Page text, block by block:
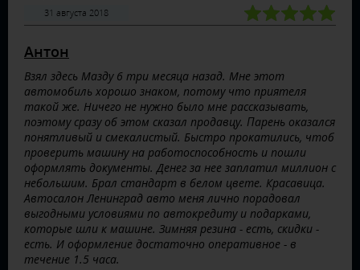
31 августа 2018
Антон
Взял здесь Мазду 6 три месяца назад. Мне этот
автомобиль хорошо знаком, потому что приятеля
такой же. Ничего не нужно было мне рассказывать,
поэтому сразу об этом сказал продавцу. Парень оказался
понятливый и смекалистый. Быстро прокатились, чтоб
проверить машину на работоспособность и пошли
оформлять документы. Денег за нее заплатил миллион с
небольшим. Брал стандарт в белом цвете. Красавица.
Автосалон Ленинград авто меня лично порадовал
выгодными условиями по автокредиту и подарками,
которые шли к машине. Зимняя резина - есть, скидки -
есть. И оформление достаточно оперативное - в
течение 1.5 часа.